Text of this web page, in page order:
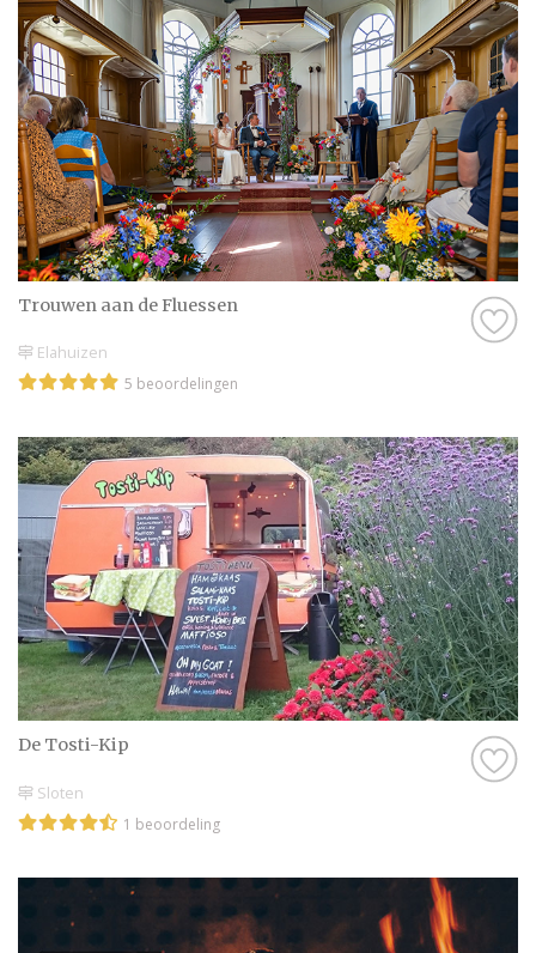
Trouwen aan de Fluessen
Elahuizen
5 beoordelingen
De Tosti-Kip
Sloten
1 beoordeling